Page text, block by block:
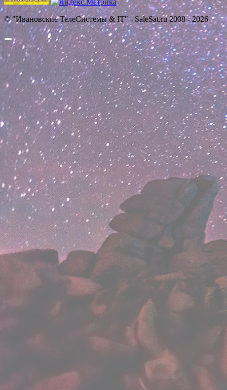
© "Ивановские ТелеСистемы & IT" - SaleSat.ru 2008 - 2026
Прокрутить
вверх